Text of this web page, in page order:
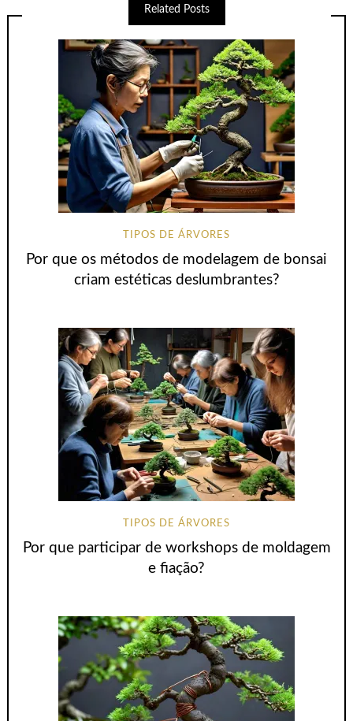
Related Posts
TIPOS DE ÁRVORES
Por que os métodos de modelagem de bonsai
criam estéticas deslumbrantes?
TIPOS DE ÁRVORES
Por que participar de workshops de moldagem
e fiação?